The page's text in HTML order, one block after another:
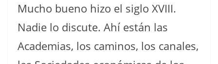
Mucho bueno hizo el siglo XVIII.
Nadie lo discute. Ahí están las
Academias, los caminos, los canales,